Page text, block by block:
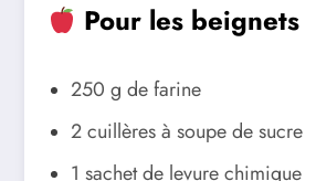
Pour les beignets
250 g de farine
2 cuillères à soupe de sucre
1 sachet de levure chimique